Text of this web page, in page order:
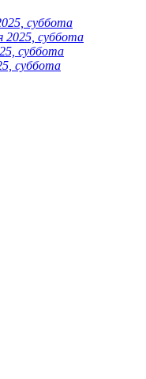
суббота
2025, суббота
суббота
суббота